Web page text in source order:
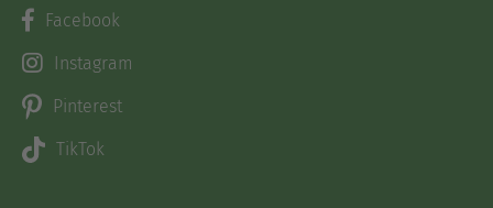
Facebook
Instagram
Pinterest
TikTok